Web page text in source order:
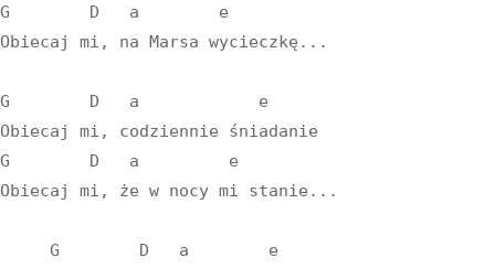
G        D   a        e
Obiecaj mi, na Marsa wycieczkę...
G        D   a            e
Obiecaj mi, codziennie śniadanie
G        D   a         e
Obiecaj mi, że w nocy mi stanie...
     G        D   a        e